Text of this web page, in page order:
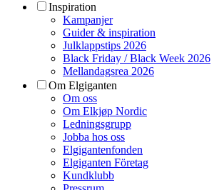
Inspiration
Kampanjer
Guider & inspiration
Julklappstips 2026
Black Friday / Black Week 2026
Mellandagsrea 2026
Om Elgiganten
Om oss
Om Elkjøp Nordic
Ledningsgrupp
Jobba hos oss
Elgigantenfonden
Elgiganten Företag
Kundklubb